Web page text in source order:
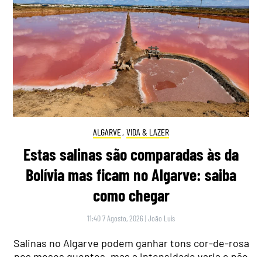
ALGARVE, VIDA & LAZER
Estas salinas são comparadas às da
Bolívia mas ficam no Algarve: saiba
como chegar
11:40 7 Agosto, 2026 |João Luís
Salinas no Algarve podem ganhar tons cor-de-rosa